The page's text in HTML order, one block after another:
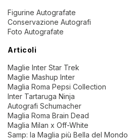
Figurine Autografate
Conservazione Autografi
Foto Autografate
Articoli
Maglie Inter Star Trek
Maglie Mashup Inter
Maglia Roma Pepsi Collection
Inter Tartaruga Ninja
Autografi Schumacher
Maglia Roma Brain Dead
Maglia Milan x Off-White
Samp: la Maglia più Bella del Mondo